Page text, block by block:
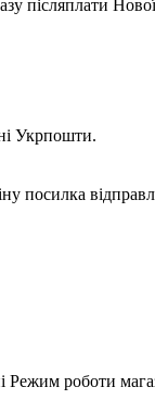
післяплати
Укрпошти.
посилка
роботи